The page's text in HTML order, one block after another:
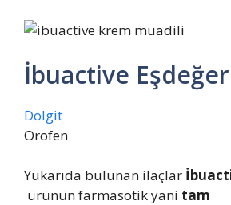
İbuactive
Dolgit
Orofen
Yukarıda bulunan ilaçlar
ürünün farmasötik yani tam